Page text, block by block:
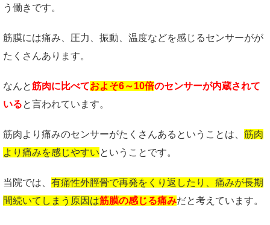
う働きです。
筋膜には痛み、圧力、振動、温度などを感じるセンサーがが
たくさんあります。
なんと筋肉に比べておよそ6～10倍のセンサーが内蔵されて
いると言われています。
筋肉より痛みのセンサーがたくさんあるということは、 筋肉
より痛みを感じやすいということです。
当院では、 有痛性外脛骨で再発をくり返したり、痛みが長期
間続いてしまう原因は筋膜の感じる痛みだと考えています。